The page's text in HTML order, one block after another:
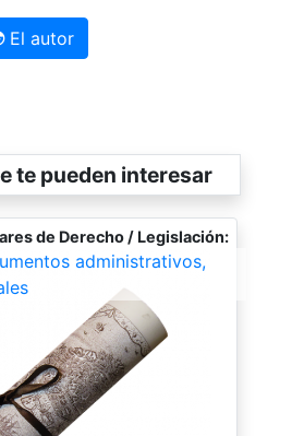
El autor
te pueden interesar
de Derecho / Legislación:
administrativos,